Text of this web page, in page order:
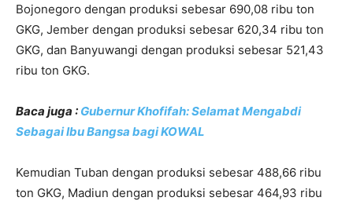
Bojonegoro dengan produksi sebesar 690,08 ribu ton
GKG, Jember dengan produksi sebesar 620,34 ribu ton
GKG, dan Banyuwangi dengan produksi sebesar 521,43
ribu ton GKG.
Baca juga : Gubernur Khofifah: Selamat Mengabdi
Sebagai Ibu Bangsa bagi KOWAL
Kemudian Tuban dengan produksi sebesar 488,66 ribu
ton GKG, Madiun dengan produksi sebesar 464,93 ribu